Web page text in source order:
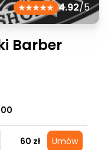
4.92/5
Barber
60 zł Umów